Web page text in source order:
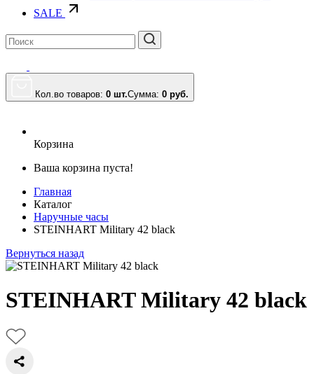
SALE
Кол.во товаров: 0 шт.Сумма: 0 руб.
Корзина
Ваша корзина пуста!
Главная
Каталог
Наручные часы
STEINHART Military 42 black
Вернуться назад
STEINHART Military 42 black